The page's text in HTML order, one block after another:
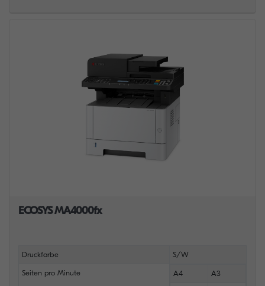
ECOSYS MA4000fx
Druckfarbe S/W
Seiten pro Minute A4 A3